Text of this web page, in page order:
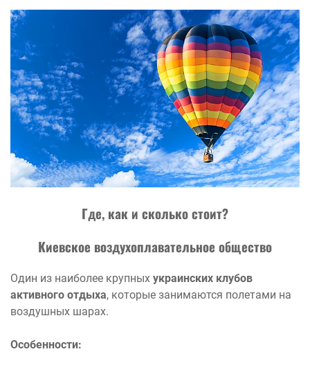
Где, как и сколько стоит?
Киевское воздухоплавательное общество
Один из наиболее крупных украинских клубов
активного отдыха, которые занимаются полетами на
воздушных шарах.
Особенности: